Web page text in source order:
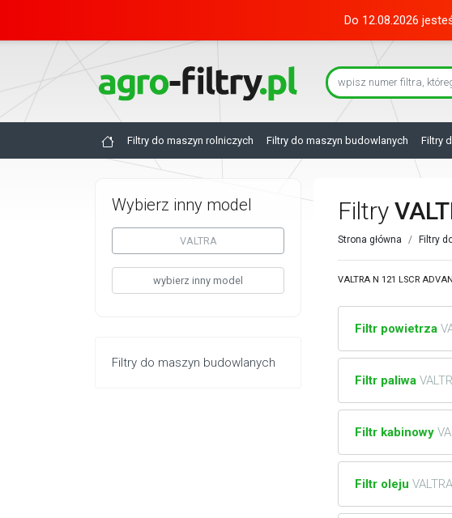
Do 12.08.2026
Filtry do maszyn rolniczych Filtry do maszyn budowlanych Filtry
Wybierz inny model
VALTRA
wybierz inny model
Filtry do maszyn budowlanych
Filtry
Strona główna Filtry
VALTRA N 121 LSCR
Filtr powietrza
Filtr paliwa
Filtr kabinowy
Filtr oleju